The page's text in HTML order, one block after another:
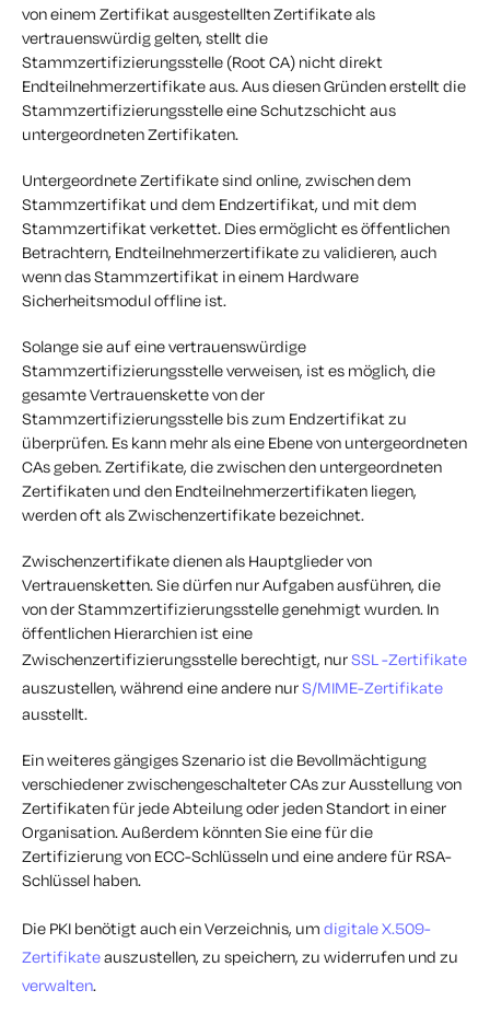
von einem Zertifikat ausgestellten Zertifikate als
vertrauenswürdig gelten, stellt die
Stammzertifizierungsstelle (Root CA) nicht direkt
Endteilnehmerzertifikate aus. Aus diesen Gründen erstellt die
Stammzertifizierungsstelle eine Schutzschicht aus
untergeordneten Zertifikaten.
Untergeordnete Zertifikate sind online, zwischen dem
Stammzertifikat und dem Endzertifikat, und mit dem
Stammzertifikat verkettet. Dies ermöglicht es öffentlichen
Betrachtern, Endteilnehmerzertifikate zu validieren, auch
wenn das Stammzertifikat in einem Hardware
Sicherheitsmodul offline ist.
Solange sie auf eine vertrauenswürdige
Stammzertifizierungsstelle verweisen, ist es möglich, die
gesamte Vertrauenskette von der
Stammzertifizierungsstelle bis zum Endzertifikat zu
überprüfen. Es kann mehr als eine Ebene von untergeordneten
CAs geben. Zertifikate, die zwischen den untergeordneten
Zertifikaten und den Endteilnehmerzertifikaten liegen,
werden oft als Zwischenzertifikate bezeichnet.
Zwischenzertifikate dienen als Hauptglieder von
Vertrauensketten. Sie dürfen nur Aufgaben ausführen, die
von der Stammzertifizierungsstelle genehmigt wurden. In
öffentlichen Hierarchien ist eine
Zwischenzertifizierungsstelle berechtigt, nurSSL -Zertifikate
auszustellen, während eine andere nurS/MIME-Zertifikate
ausstellt.
Ein weiteres gängiges Szenario ist die Bevollmächtigung
verschiedener zwischengeschalteter CAs zur Ausstellung von
Zertifikaten für jede Abteilung oder jeden Standort in einer
Organisation. Außerdem könnten Sie eine für die
Zertifizierung von ECC-Schlüsseln und eine andere für RSA-
Schlüssel haben.
Die PKI benötigt auch ein Verzeichnis, um digitale X.509-
Zertifikateauszustellen, zu speichern, zu widerrufen und zu
verwalten.